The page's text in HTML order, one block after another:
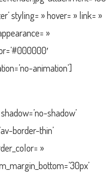
styling= » hover= » link= »
»
animation’]
shadow’
border-thin’
»